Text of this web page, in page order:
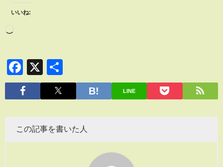
いいね:
Facebook
X
有
LINE
この記事を書いた人